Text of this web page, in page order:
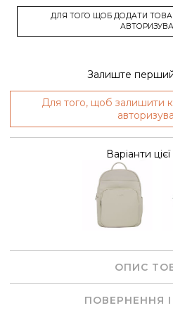
ДЛЯ ТОГО ЩОБ ДОДАТИ
Залиште
Для того, щоб залишити
Варіанти
ОПИС
ПОВЕРНЕННЯ І